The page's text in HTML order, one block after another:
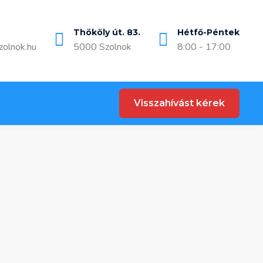
Thököly út. 83.
5000 Szolnok
Hétfő-Péntek
8:00 - 17:00
Visszahívást kérek